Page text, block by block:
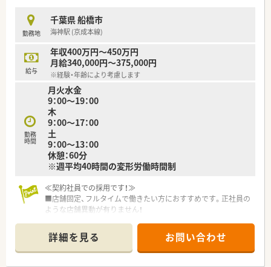
ております。
■全店舗のカウンターに透明なビニールカーテンを設置してお
り、飛沫感染防止を行っております。
■無菌・輸液・麻薬など幅広く対応しております。
≪最先端の技術を積極的に採用≫
■分譲で行っていた作業のほとんどがオンライン上でできるよ
うになり、医薬品に精通していない人でも扱いやすいとの評判で
す。
■薬剤師をより対人業務に専念させたい考えのため、患者への服
薬指導をはじめとした対人業務、薬歴の記載内容充実、医療機関
との連携に関する報告作成などに注力できる環境です。
≪こんな方におすすめ≫
■店舗固定で働きたい方
■地域に根差した薬局で働きたい方
勤務地
千葉県 船橋市
海神駅 (京成本線)
給与
年収400万円～450万円
月給340,000円～375,000円
※経験・年齢により考慮します
勤務
時間
月火水金
9：00～19：00
木
9：00～17：00
土
9：00～13：00
休憩：60分
※週平均40時間の変形労働時間制
≪契約社員での採用です！≫
■店舗固定、フルタイムで働きたい方におすすめです。正社員の
ような店舗異動が有りません！
額375,000円♪
■週休2日制、年間休日116日…プライベートもしっかり確保で
きます。
■週所定労働時間は平均40時間の変形労働時間制を取っていま
詳細を見る お問い合わせ